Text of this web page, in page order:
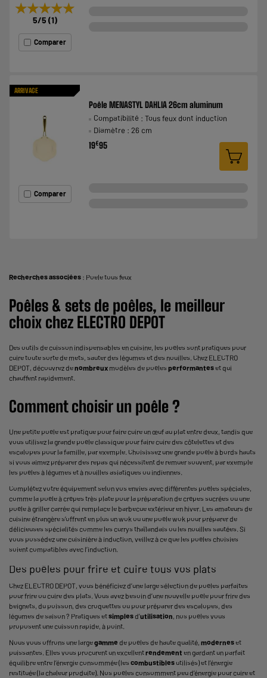
★★★★★
★★★★★
5/5 (1)
Comparer
ARRIVAGE
Comparer
Poêle MENASTYL DAHLIA 26cm aluminum
Compatibilité : Tous feux dont induction
Diamètre : 26 cm
19€95
Recherches associées : Poele tous feux
Poêles & sets de poêles, le meilleur
choix chez ELECTRO DEPOT
Des outils de cuisson indispensables en cuisine, les poêles sont pratiques pour
cuire toute sorte de mets, sauter des légumes et des nouilles. Chez ELECTRO
DEPOT, découvrez denombreux modèles de poêles performanteset qui
chauffent rapidement.
Comment choisir un poêle ?
Une petite poêle est pratique pour faire cuire un œuf au plat entre deux, tandis que
vous utilisez la grande poêle classique pour faire cuire des côtelettes et des
escalopes pour la famille, par exemple. Choisissez une grande poêle à bords hauts
si vous aimez préparer des repas qui nécessitent de remuer souvent, par exemple
les poêles à légumes et à nouilles asiatiques ou indiennes.
Complétez votre équipement selon vos envies avec différentes poêles spéciales,
comme la poêle à crêpes très plate pour la préparation de crêpes sucrées ou une
poêle à griller carrée qui remplace le barbecue extérieur en hiver. Les amateurs de
cuisine étrangère s’offrent en plus un wok ou une poêle wok pour préparer de
délicieuses spécialités comme les currys thaïlandais ou les nouilles sautées. Si
vous possédez une cuisinière à induction, veillez à ce que les poêles choisies
soient compatibles avec l’induction.
Des poêles pour frire et cuire tous vos plats
Chez ELECTRO DEPOT, vous bénéficiez d’une large sélection de poêles parfaites
pour frire ou cuire des plats. Vous avez besoin d’une nouvelle poêle pour frire des
beignets, du poisson, des croquettes ou pour préparer des escalopes, des
légumes de saison ? Pratiques etsimplesd’utilisation, nos poêles vous
proposent une cuisson rapide, à point.
Nous vous offrons une largegamme de poêles de haute qualité, moderneset
puissantes. Elles vous procurent un excellentrendement en gardant un parfait
équilibre entre l’énergie consommée (les combustibles utilisés) et l’énergie
restituée (la chaleur produite). Nos poêles consomment peu d’énergie pour cuire et